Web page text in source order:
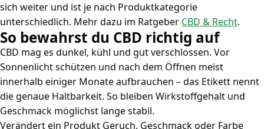
sich weiter und ist je nach Produktkategorie
unterschiedlich. Mehr dazu im Ratgeber CBD & Recht.
So bewahrst du CBD richtig auf
CBD mag es dunkel, kühl und gut verschlossen. Vor
Sonnenlicht schützen und nach dem Öffnen meist
innerhalb einiger Monate aufbrauchen – das Etikett nennt
die genaue Haltbarkeit. So bleiben Wirkstoffgehalt und
Geschmack möglichst lange stabil.
Verändert ein Produkt Geruch, Geschmack oder Farbe